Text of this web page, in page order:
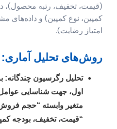
(قیمت، تخفیف، رتبه محصول)،
کمپین، نوع کمپین) و داده‌های
امتیاز رضایت).
روش‌های تحلیل آماری:
تحلیل رگرسیون چندگانه:
اول، جهت شناسایی
متغیر وابسته “حجم
“قیمت، تخفیف، بودجه